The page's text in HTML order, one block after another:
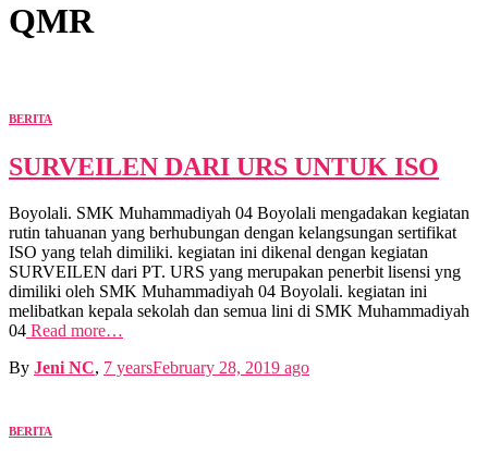
QMR
BERITA
SURVEILEN DARI URS UNTUK ISO
Boyolali. SMK Muhammadiyah 04 Boyolali mengadakan kegiatan
rutin tahuanan yang berhubungan dengan kelangsungan sertifikat
ISO yang telah dimiliki. kegiatan ini dikenal dengan kegiatan
SURVEILEN dari PT. URS yang merupakan penerbit lisensi yng
dimiliki oleh SMK Muhammadiyah 04 Boyolali. kegiatan ini
melibatkan kepala sekolah dan semua lini di SMK Muhammadiyah
04 Read more…
By Jeni NC, 7 yearsFebruary 28, 2019 ago
BERITA